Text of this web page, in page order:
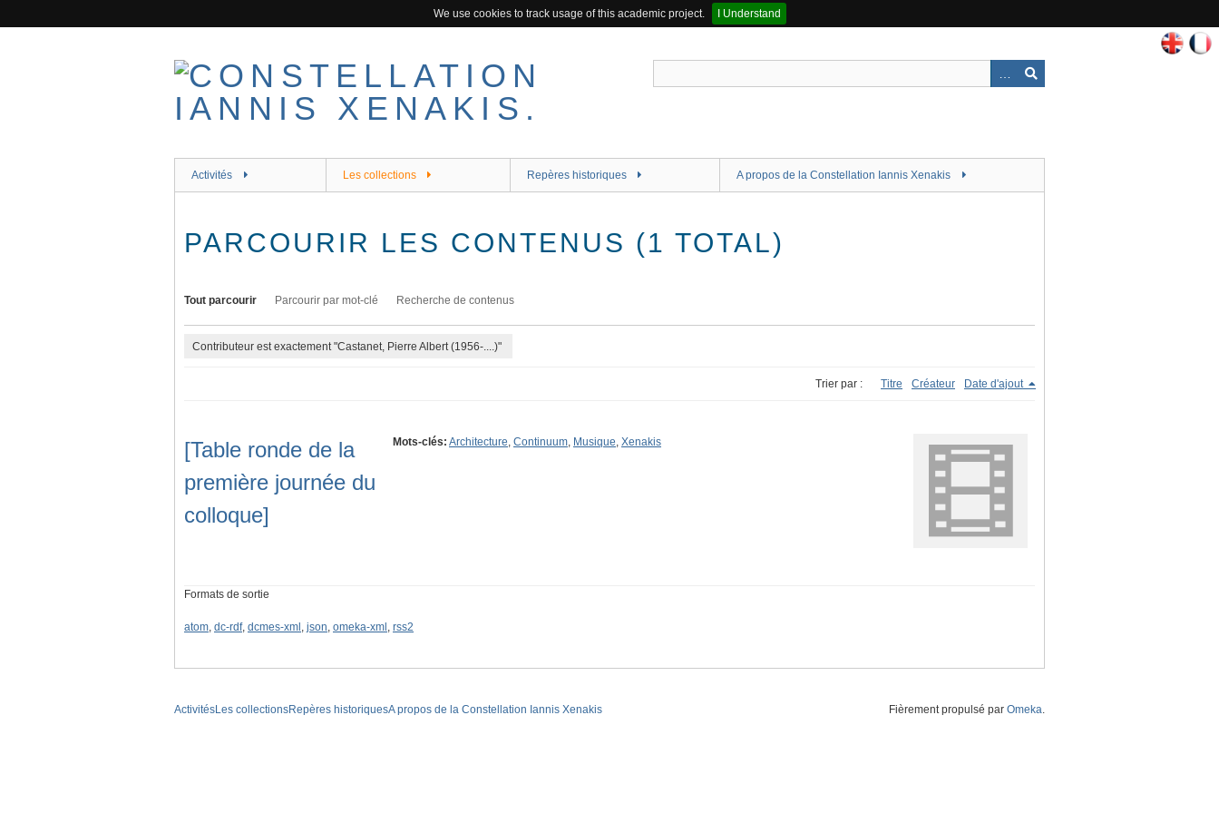
We use cookies to track usage of this academic project.
I Understand
Activités Les collections Repères historiques A propos de la Constellation Iannis Xenakis
PARCOURIR LES CONTENUS (1 TOTAL)
Tout parcourir Parcourir par mot-clé Recherche de contenus
Contributeur est exactement "Castanet, Pierre Albert (1956-....)"
Trier par : Titre Créateur Date d'ajout
[Table ronde de la
première journée du
colloque]
Mots-clés: Architecture, Continuum, Musique, Xenakis
Formats de sortie
atom, dc-rdf, dcmes-xml , json, omeka-xml , rss2
ActivitésLes collectionsRepères historiquesA propos de la Constellation Iannis Xenakis Fièrement propulsé par Omeka.